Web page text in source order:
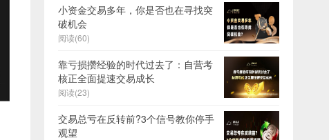
小资金交易多年，你是否也在寻找突
破机会
阅读(60)
靠亏损攒经验的时代过去了：自营考
核正全面提速交易成长
阅读(23)
交易总亏在反转前?3个信号教你停手
观望